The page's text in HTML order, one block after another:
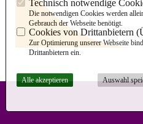
Technisch notwendige
Die notwendigen Cookies werden
Gebrauch der Webseite benötigt.
Cookies von Drittanbietern (
Zur Optimierung unserer Webseite
Drittanbietern ein.
Alle akzeptieren Auswahl